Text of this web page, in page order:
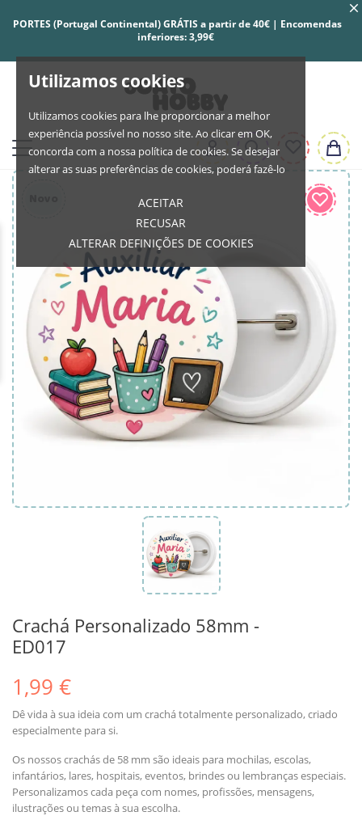
Utilizamos cookies
Utilizamos cookies para lhe proporcionar a melhor
experiência possível no nosso site. Ao clicar em OK,
concorda com a nossa política de cookies. Se desejar
alterar as suas preferências de cookies, poderá fazê-lo
ACEITAR
RECUSAR
ALTERAR DEFINIÇÕES DE COOKIES
PORTES (Portugal Continental) GRÁTIS a partir de 40€ | Encomendas
inferiores: 3,99€
Crachá Personalizado 58mm -
ED017
1,99 €
Dê vida à sua ideia com um crachá totalmente personalizado, criado
especialmente para si.
Os nossos crachás de 58 mm são ideais para mochilas, escolas,
infantários, lares, hospitais, eventos, brindes ou lembranças especiais.
Personalizamos cada peça com nomes, profissões, mensagens,
ilustrações ou temas à sua escolha.